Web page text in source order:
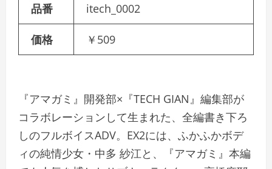
品番 itech_0002
価格 ￥509
『アマガミ』開発部×『TECH GIAN』編集部が
コラボレーションして生まれた、全編書き下ろ
しのフルボイスADV。EX2には、ふかふかボデ
ィの純情少女・中多 紗江と、『アマガミ』本編